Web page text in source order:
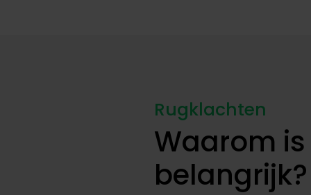
Rugklachten
Waarom
belangrijk?